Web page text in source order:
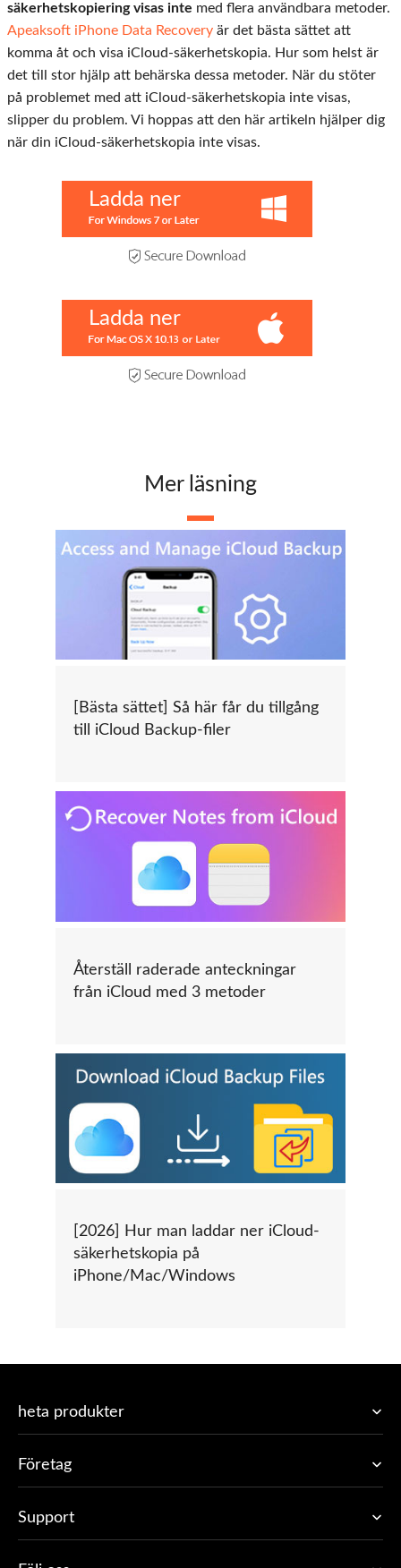
säkerhetskopiering visas inte med flera användbara metoder.
Apeaksoft iPhone Data Recovery är det bästa sättet att
komma åt och visa iCloud-säkerhetskopia. Hur som helst är
det till stor hjälp att behärska dessa metoder. När du stöter
på problemet med att iCloud-säkerhetskopia inte visas,
slipper du problem. Vi hoppas att den här artikeln hjälper dig
när din iCloud-säkerhetskopia inte visas.
Ladda ner
Ladda ner
Mer läsning
[Bästa sättet] Så här får du tillgång
till iCloud Backup-filer
Återställ raderade anteckningar
från iCloud med 3 metoder
[2026] Hur man laddar ner iCloud-
säkerhetskopia på
iPhone/Mac/Windows
heta produkter
Företag
Support